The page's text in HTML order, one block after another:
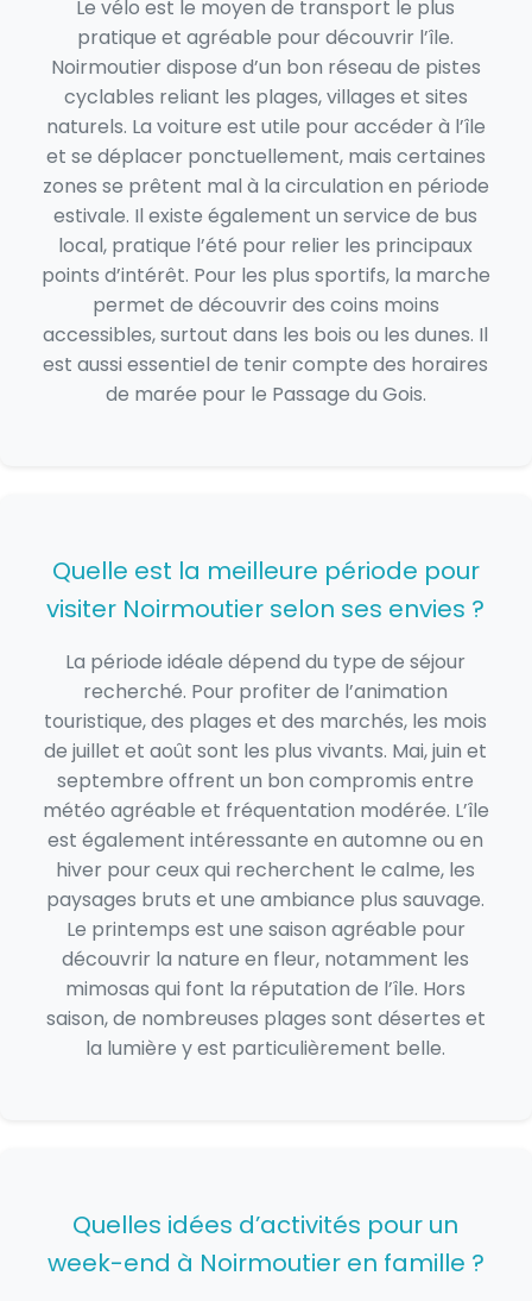
Le vélo est le moyen de transport le plus
pratique et agréable pour découvrir l’île.
Noirmoutier dispose d’un bon réseau de pistes
cyclables reliant les plages, villages et sites
naturels. La voiture est utile pour accéder à l’île
et se déplacer ponctuellement, mais certaines
zones se prêtent mal à la circulation en période
estivale. Il existe également un service de bus
local, pratique l’été pour relier les principaux
points d’intérêt. Pour les plus sportifs, la marche
permet de découvrir des coins moins
accessibles, surtout dans les bois ou les dunes. Il
est aussi essentiel de tenir compte des horaires
de marée pour le Passage du Gois.
Quelle est la meilleure période pour
visiter Noirmoutier selon ses envies ?
La période idéale dépend du type de séjour
recherché. Pour profiter de l’animation
touristique, des plages et des marchés, les mois
de juillet et août sont les plus vivants. Mai, juin et
septembre offrent un bon compromis entre
météo agréable et fréquentation modérée. L’île
est également intéressante en automne ou en
hiver pour ceux qui recherchent le calme, les
paysages bruts et une ambiance plus sauvage.
Le printemps est une saison agréable pour
découvrir la nature en fleur, notamment les
mimosas qui font la réputation de l’île. Hors
saison, de nombreuses plages sont désertes et
la lumière y est particulièrement belle.
Quelles idées d’activités pour un
week-end à Noirmoutier en famille ?